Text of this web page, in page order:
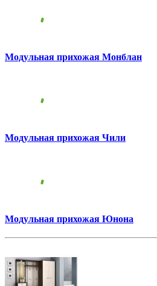
Модульная прихожая Монблан
Модульная прихожая Чили
Модульная прихожая Юнона